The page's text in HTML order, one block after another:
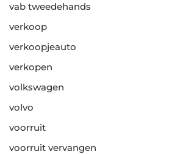
vab tweedehands
verkoop
verkoopjeauto
verkopen
volkswagen
volvo
voorruit
voorruit vervangen